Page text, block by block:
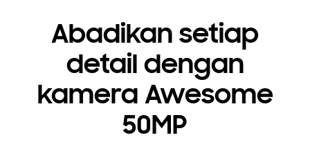
Abadikan setiap
detail dengan
kamera Awesome
50MP